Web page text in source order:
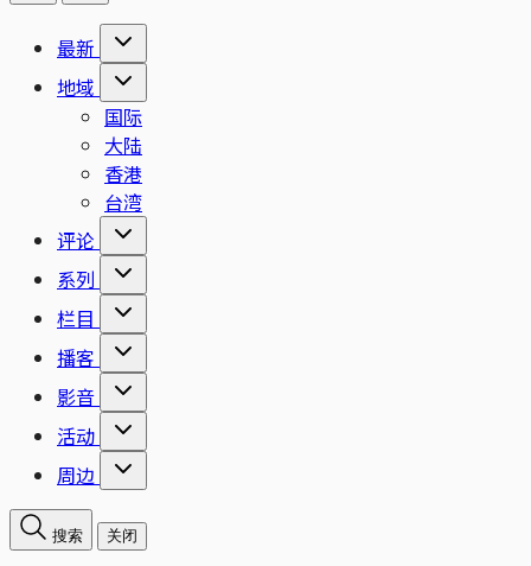
最新
地域
国际
大陆
香港
台湾
评论
系列
栏目
播客
影音
活动
周边
搜索 关闭